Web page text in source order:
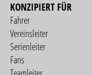
KONZIPIERT FÜR
Fahrer
Vereinsleiter
Serienleiter
Fans